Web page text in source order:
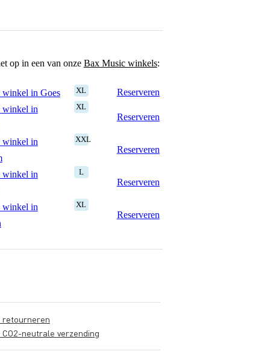
op in een van onze Bax Music winkels:
in Goes XL
Reserveren
winkel in
XL
Reserveren
winkel in
XXL
Reserveren
winkel in
L
Reserveren
winkel in
XL
Reserveren
retourneren
CO2-neutrale verzending